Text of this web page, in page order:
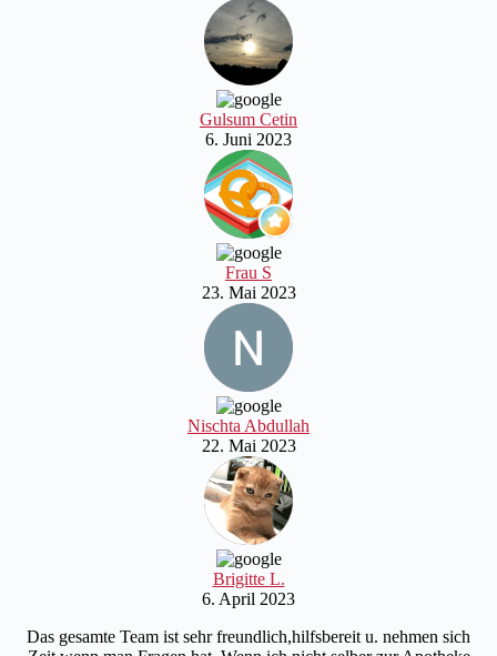
Gulsum Cetin
6. Juni 2023
Frau S
23. Mai 2023
Nischta Abdullah
22. Mai 2023
Brigitte L.
6. April 2023
Das gesamte Team ist sehr freundlich,hilfsbereit u. nehmen sich